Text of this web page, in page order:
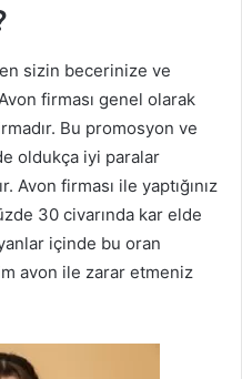
sizin becerinize ve
firması genel olarak
Bu promosyon ve
oldukça iyi paralar
Avon firması ile yaptığınız
30 civarında kar elde
içinde bu oran
avon ile zarar etmeniz